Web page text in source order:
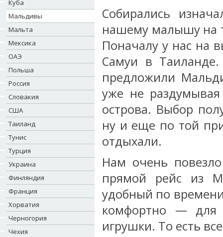
Куба
Мальдивы
Мальта
Мексика
ОАЭ
Польша
Россия
Словакия
США
Таиланд
Тунис
Турция
Украина
Финляндия
Франция
Хорватия
Черногория
Чехия
Собирались
нашему малышу на
Поначалу у нас на
Самуи в
предложили
уже не
острова. Выбор
ну и еще по той
отдыхали.
Нам очень
прямой рейс из
удобный по
комфортно — для
игрушки. То есть